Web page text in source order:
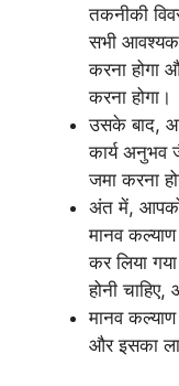
तकनीकी
सभी आवश्यक
करना होगा
करना होगा।
उसके बाद,
कार्य
जमा करना
अंत में, आपको
मानव
कर लिया
होनी
मानव
और इसका